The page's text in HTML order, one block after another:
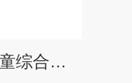
XTSS-ZL9001儿童综合能力测评仪